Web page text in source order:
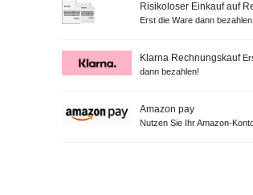
Risikoloser Einkauf auf
Erst die Ware dann bezahlen!
Klarna Rechnungskauf
dann bezahlen!
Amazon pay
Nutzen Sie Ihr Amazon-